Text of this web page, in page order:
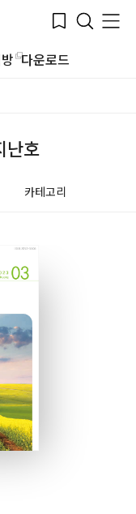
Bookmark
Search
Menu
다운로드
난호
카테고리